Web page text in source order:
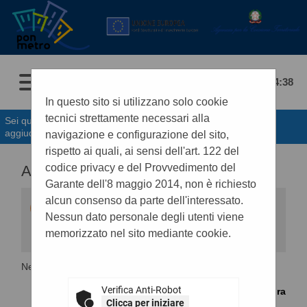
07/08/2026 04:38
Sei qui: Home» Procedure d'appalto e contratti
aggiudicazione, esiti e affida...
In questo sito si utilizzano solo cookie
tecnici strettamente necessari alla
navigazione e configurazione del sito,
rispetto ai quali, ai sensi dell'art. 122 del
codice privacy e del Provvedimento del
Garante dell'8 maggio 2014, non è richiesto
alcun consenso da parte dell'interessato.
Nessun dato personale degli utenti viene
memorizzato nel sito mediante cookie.
Verifica Anti-Robot
Clicca per iniziare
ALTRI ATTI E DOCUMENTI
Di seguito viene presentata la lista degli
eventuali documenti e atti previsti ai fini della
trasparenza.
Nessun documento
Torna alla procedura